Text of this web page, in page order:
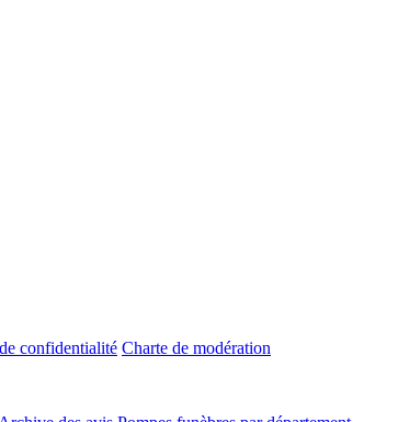
confidentialité Charte de modération